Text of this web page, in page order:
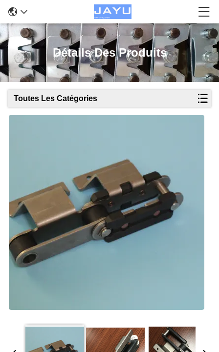
Détails Des Produits
Toutes Les Catégories